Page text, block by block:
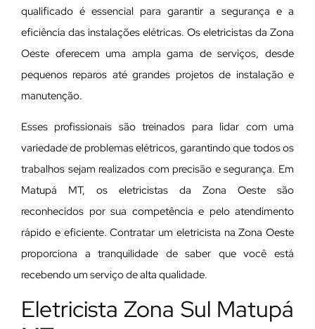
qualificado é essencial para garantir a segurança e a
eficiência das instalações elétricas. Os eletricistas da Zona
Oeste oferecem uma ampla gama de serviços, desde
pequenos reparos até grandes projetos de instalação e
manutenção.
Esses profissionais são treinados para lidar com uma
variedade de problemas elétricos, garantindo que todos os
trabalhos sejam realizados com precisão e segurança. Em
Matupá MT, os eletricistas da Zona Oeste são
reconhecidos por sua competência e pelo atendimento
rápido e eficiente. Contratar um eletricista na Zona Oeste
proporciona a tranquilidade de saber que você está
recebendo um serviço de alta qualidade.
Eletricista Zona Sul Matupá